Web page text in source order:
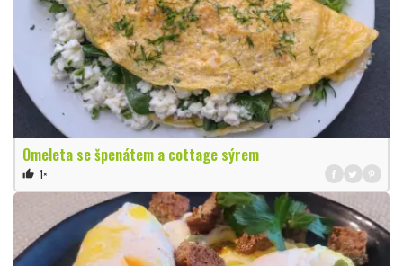
Omeleta se špenátem a cottage sýrem
thumb_up 1×